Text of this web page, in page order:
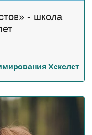
- школа
Хекслет